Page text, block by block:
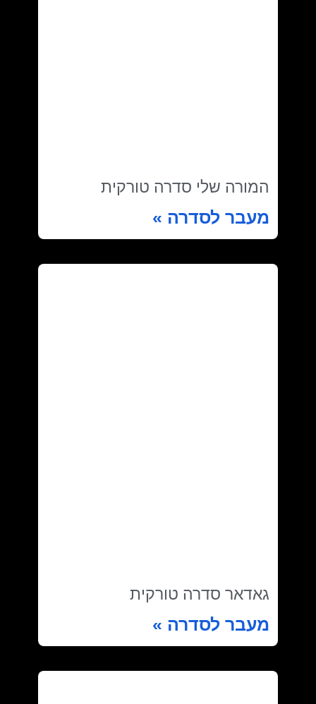
המורה שלי סדרה טורקית
מעבר לסדרה »
גאדאר סדרה טורקית
מעבר לסדרה »